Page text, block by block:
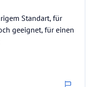
Standart, für
geeignet, für einen